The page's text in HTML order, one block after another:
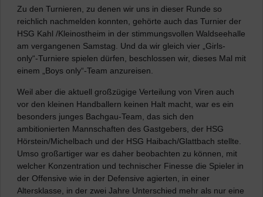
Zu den Turnieren, zu denen wir uns in dieser Runde so
reichlich nachmelden konnten, gehörte auch das Turnier der
HSG Kahl /Kleinostheim in der stimmungsvollen Waldseehalle
am vergangenen Samstag. Und da wir gleich vier „Girls-
only“-Turniere spielen dürfen, beschlossen wir, dieses Mal mit
einem „Boys only“-Team anzureisen.
Weil aber die aktuell großzügige Verteilung von Viren auch
vor den kleinen Handballern keinen Halt macht, war es ein
besonders junges Bachgau-Team, das sich den
ambitionierten Mannschaften des Gastgebers, der HSG
Hörstein/Michelbach und der HSG Haibach/Glattbach stellte.
Umso großartiger war es daher beobachten zu können, mit
welcher Konzentration und technischer Finesse die Spieler in
der Offensive wie in der Defensive agierten, in einer
Altersklasse, in der zwei Jahre Unterschied mehr als nur eine